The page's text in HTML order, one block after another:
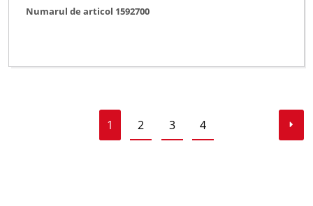
Numarul de articol 1592700
1 2 3 4